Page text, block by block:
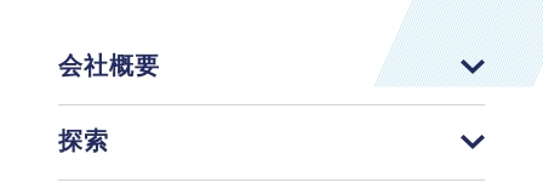
会社概要
探索